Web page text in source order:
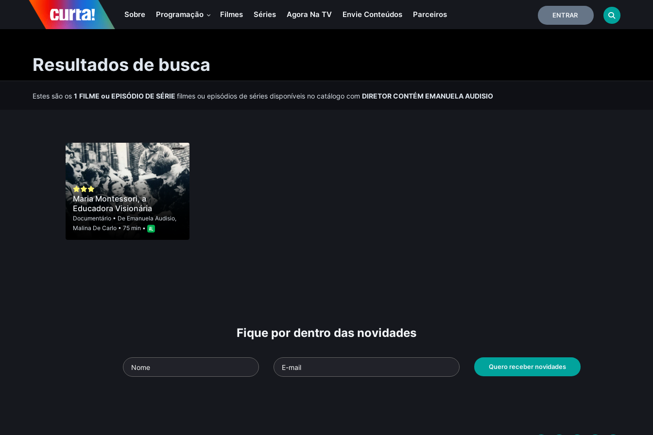
Sobre Programação Filmes Séries Agora Na TV Envie Conteúdos Parceiros ENTRAR
Resultados de busca
Estes são os1 FILMEou EPISÓDIO DE SÉRIEfilmes ou episódios de séries disponíveis no catálogo comDIRETOR CONTÉM EMANUELA AUDISIO
Maria Montessori, a
Educadora Visionária
Documentário• De Emanuela Audisio,
Malina De Carlo• 75 min •
Fique por dentro das novidades
Quero receber novidades